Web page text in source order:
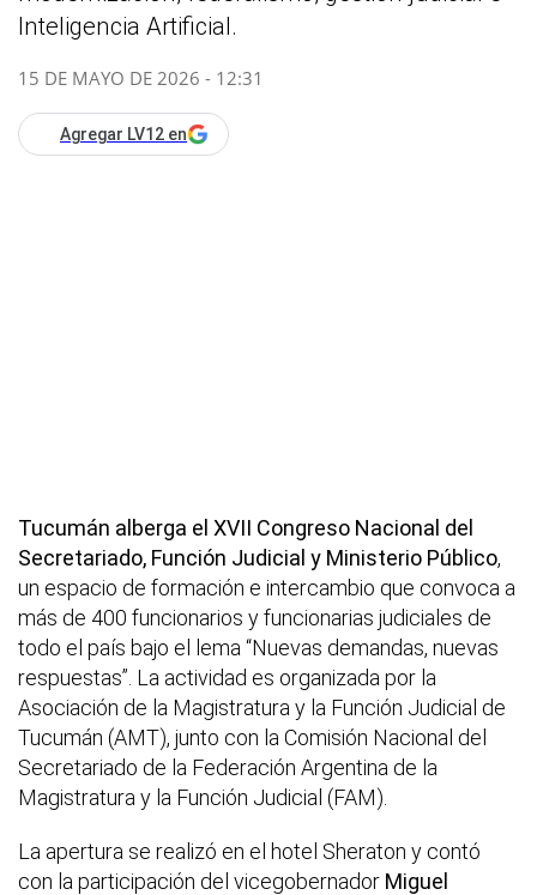
Inteligencia Artificial.
15 DE MAYO DE 2026 - 12:31
Agregar LV12 en
Tucumán alberga el XVII Congreso Nacional del
Secretariado, Función Judicial y Ministerio Público,
un espacio de formación e intercambio que convoca a
más de 400 funcionarios y funcionarias judiciales de
todo el país bajo el lema “Nuevas demandas, nuevas
respuestas”. La actividad es organizada por la
Asociación de la Magistratura y la Función Judicial de
Tucumán (AMT), junto con la Comisión Nacional del
Secretariado de la Federación Argentina de la
Magistratura y la Función Judicial (FAM).
La apertura se realizó en el hotel Sheraton y contó
con la participación del vicegobernador Miguel